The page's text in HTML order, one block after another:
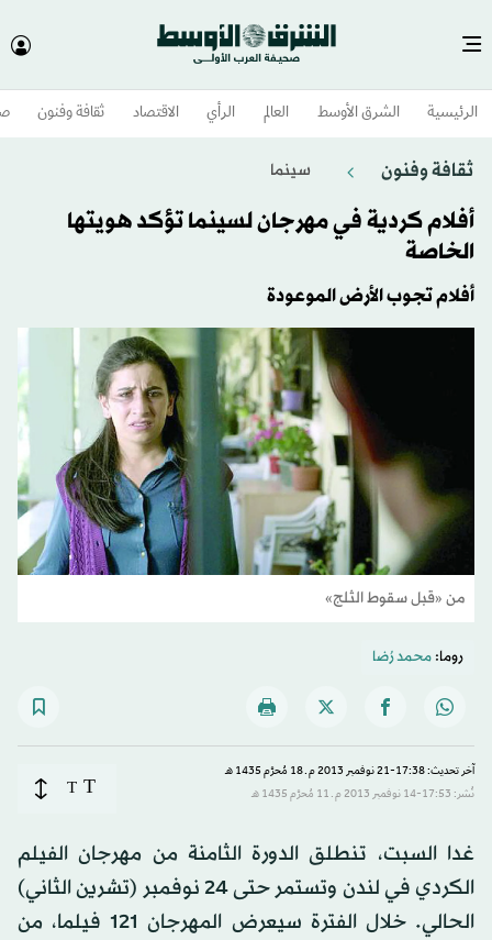
الرئيسية الشرق الأوسط​ العالم الرأي الاقتصاد ثقافة وفنون
ثقافة وفنون سينما
أفلام كردية في مهرجان لسينما تؤكد هويتها
الخاصة
أفلام تجوب الأرض الموعودة
من «قبل سقوط الثلج»
روما:محمد رُضا
آخر تحديث: 17:38-21 نوفمبر 2013 م ـ 18 مُحرَّم 1435 هـ
نُشر: 17:53-14 نوفمبر 2013 م ـ 11 مُحرَّم 1435 هـ
T
T
غدا السبت، تنطلق الدورة الثامنة من مهرجان الفيلم
الكردي في لندن وتستمر حتى 24 نوفمبر (تشرين الثاني)
الحالي. خلال الفترة سيعرض المهرجان 121 فيلما، من